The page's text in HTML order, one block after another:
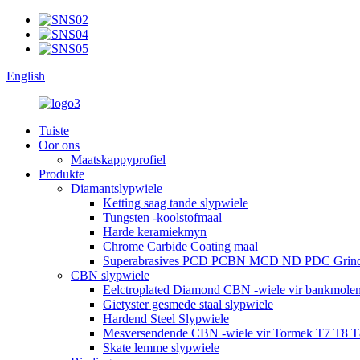
English
Tuiste
Oor ons
Maatskappyprofiel
Produkte
Diamantslypwiele
Ketting saag tande slypwiele
Tungsten -koolstofmaal
Harde keramiekmyn
Chrome Carbide Coating maal
Superabrasives PCD PCBN MCD ND PDC
CBN slypwiele
Eelctroplated Diamond CBN -wiele vir bankmolen
Gietyster gesmede staal slypwiele
Hardend Steel Slypwiele
Mesversendende CBN -wiele vir Tormek T7 T8
Skate lemme slypwiele